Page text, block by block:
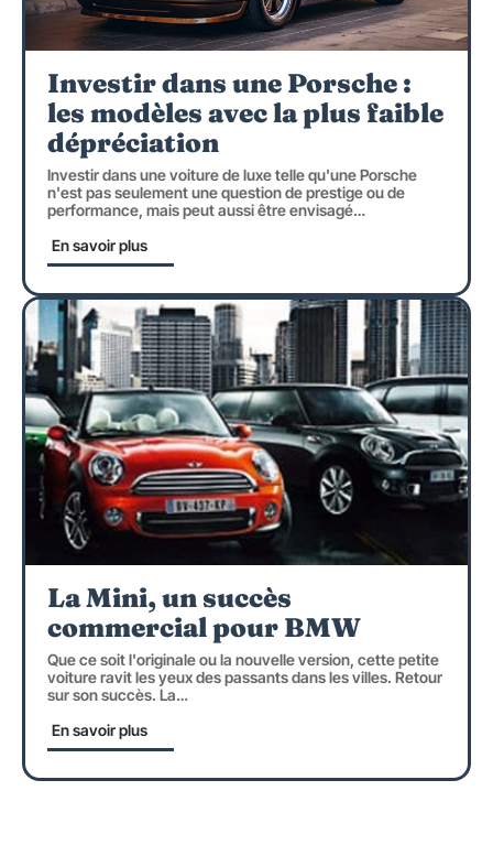
Investir dans une Porsche :
les modèles avec la plus faible
dépréciation
Investir dans une voiture de luxe telle qu'une Porsche
n'est pas seulement une question de prestige ou de
performance, mais peut aussi être envisagé…
En savoir plus
La Mini, un succès
commercial pour BMW
Que ce soit l'originale ou la nouvelle version, cette petite
voiture ravit les yeux des passants dans les villes. Retour
sur son succès. La…
En savoir plus